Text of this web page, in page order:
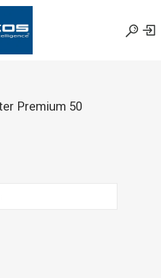
Premium 50